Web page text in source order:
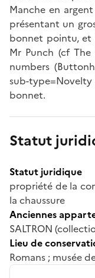
Manche en
présentant un
bonnet pointu, et
Mr Punch (cf The
numbers
sub-type=Novelty
bonnet.
Statut
Statut juridique
propriété de la
la chaussure
Anciennes
SALTRON
Lieu de
Romans ; musée